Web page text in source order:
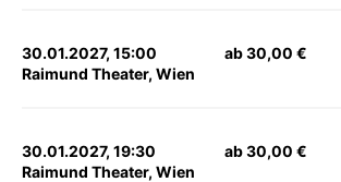
30.01.2027, 15:00
Raimund Theater, Wien
ab 30,00 €
30.01.2027, 19:30
Raimund Theater, Wien
ab 30,00 €